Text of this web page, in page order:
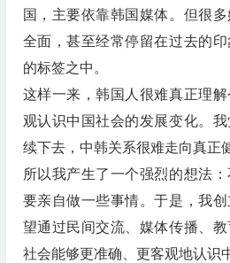
国，主要依靠韩国媒体。但很
全面，甚至经常停留在过去的
的标签之中。
这样一来，韩国人很难真正理
观认识中国社会的发展变化。
续下去，中韩关系很难走向真正
所以我产生了一个强烈的想法
要亲自做一些事情。于是，我
望通过民间交流、媒体传播、
社会能够更准确、更客观地认识